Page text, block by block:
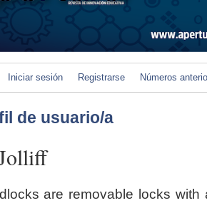
Iniciar sesión Registrarse Números
de usuario/a
are removable locks